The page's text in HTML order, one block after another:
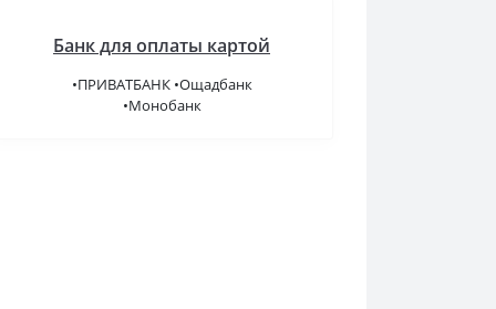
Банк для оплаты картой
•ПРИВАТБАНК •Ощадбанк
•Монобанк